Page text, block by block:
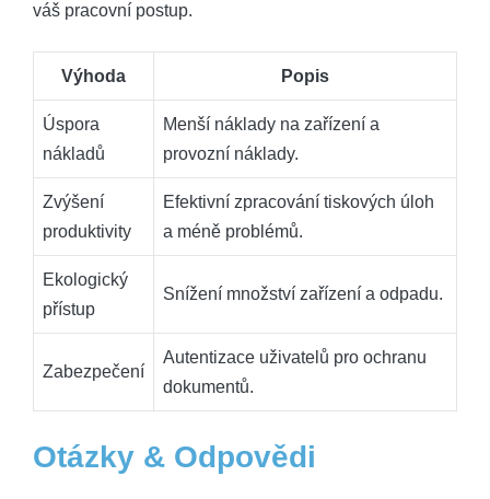
váš pracovní postup.
Výhoda Popis
Úspora
nákladů
Menší náklady na zařízení a
provozní náklady.
Zvýšení
produktivity
Efektivní zpracování tiskových úloh
a méně problémů.
Ekologický
přístup
Snížení množství zařízení a odpadu.
Zabezpečení
Autentizace uživatelů pro ochranu
dokumentů.
Otázky & Odpovědi